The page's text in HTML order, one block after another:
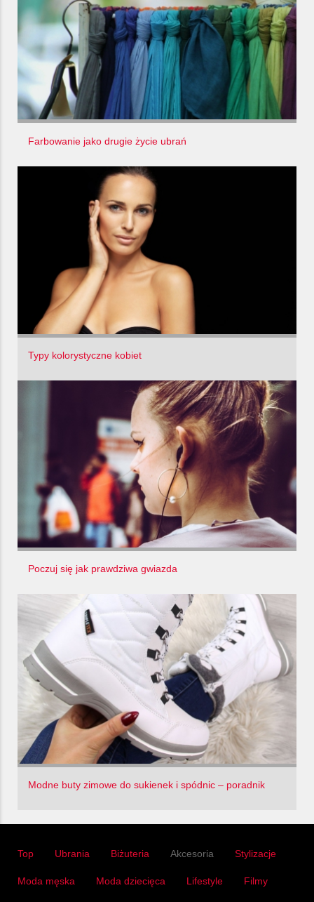
Farbowanie jako drugie życie ubrań
Typy kolorystyczne kobiet
Poczuj się jak prawdziwa gwiazda
Modne buty zimowe do sukienek i spódnic – poradnik
Top Ubrania Biżuteria Akcesoria Stylizacje
Moda męska Moda dziecięca Lifestyle Filmy